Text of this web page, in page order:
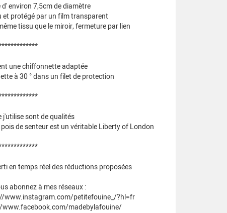
environ 7,5cm de diamètre
et protégé par un film transparent
tissu que le miroir, fermeture par lien
une chiffonnette adaptée
à 30 ° dans un filet de protection
j'utilise sont de qualités
de senteur est un véritable Liberty of London
en temps réel des réductions proposées
abonnez à mes réseaux :
www.instagram.com/petitefouine_/?hl=fr
www.facebook.com/madebylafouine/